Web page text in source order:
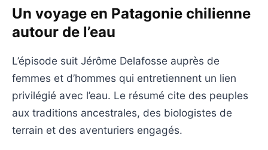
Un voyage en Patagonie chilienne
autour de l’eau
L’épisode suit Jérôme Delafosse auprès de
femmes et d’hommes qui entretiennent un lien
privilégié avec l’eau. Le résumé cite des peuples
aux traditions ancestrales, des biologistes de
terrain et des aventuriers engagés.